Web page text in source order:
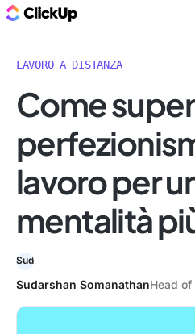
LAVORO A DISTANZA
Come
lavoro per
mentalità
Sudarshan SomanathanHead